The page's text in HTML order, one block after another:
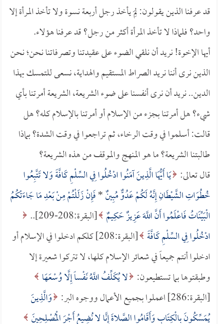
قد عرفنا الذين يقولون: لِمَ يأخذ رجل أربعة نسوة ولا تأخذ المرأة إلا
واحد؟ فلماذا لا تأخذ المرأة أكثر من رجل؟ قد عرفنا هؤلاء.
أيها الإخوة! نريد أن نلقي الضوء على عقيدتنا وتصرفاتنا نحن؛ نحن
الذين نرى أننا نريد الصراط المستقيم والهداية، نسعى للتمسك بهذا
الدين.. نريد أن نرى أنفسنا على ضوء الشريعة، الشريعة أمرتنا بأي
شيء؟ هل أمرتنا بجزء من الإسلام أو أمرتنا بالإسلام كله؟ هل
قالت: أسلموا في وقت الرخاء، ثم تراجعوا في وقت الشدة؟ بماذا
طالبتنا الشريعة؟ ما هو المنهج والموقف من هذه الشريعة؟
قال تعالى: يَا أَيُّهَا الَّذِينَ آمَنُوا ادْخُلُوا فِي السِّلْمِ كَافَّةً وَلا تَتَّبِعُوا
خُطُوَاتِ الشَّيْطَانِ إِنَّهُ لَكُمْ عَدُوٌّ مُبِينٌ*فَإِنْ زَلَلْتُمْ مِنْ بَعْدِ مَا جَاءَتْكُمُ
الْبَيِّنَاتُ فَاعْلَمُوا أَنَّ اللَّهَ عَزِيزٌ حَكِيمٌ [البقرة:208-209]..
ادْخُلُوا فِي السِّلْمِ كَافَّةً
[البقرة:208] كلكم ادخلوا في الإسلام أو
ادخلوا أنتم جميعاً في شعائر الإسلام كلها، لا تتركوا شعيرة إلا
وطبقتوها بما تستطيعون: لا يُكَلِّفُ اللَّهُ نَفْساً إِلَّا وُسْعَهَا
[البقرة:286] اعملوا بجميع الأعمال ووجوه البر:
وَالَّذِينَ
يُمَسِّكُونَ بِالْكِتَابِ وَأَقَامُوا الصَّلاةَ إِنَّا لا نُضِيعُ أَجْرَ الْمُصْلِحِينَ